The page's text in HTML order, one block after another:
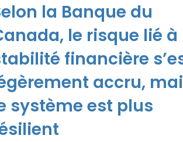
la Banque du
le risque lié à
financière
accru,
système est plus